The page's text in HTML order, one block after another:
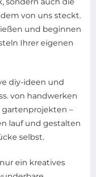
von uns steckt.
und beginnen
Ihrer eigenen
ein kreatives